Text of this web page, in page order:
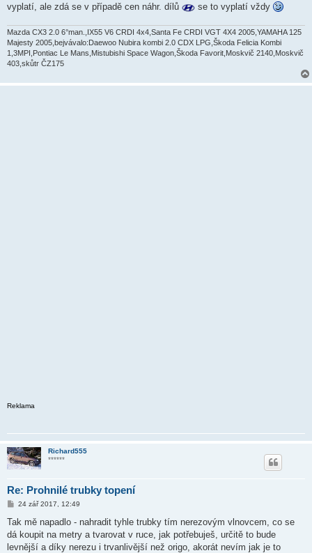
vyplatí, ale zdá se v případě cen náhr. dílů
se to vyplatí vždy
Mazda CX3 2.0 6°man.,IX55 V6 CRDI 4x4,Santa Fe CRDI VGT 4X4 2005,YAMAHA 125
Majesty 2005,bejvávalo:Daewoo Nubira kombi 2.0 CDX LPG,Škoda Felicia Kombi
1,3MPI,Pontiac Le Mans,Mistubishi Space Wagon,Škoda Favorit,Moskvič 2140,Moskvič
403,skůtr ČZ175
Reklama
Richard555
******
Re: Prohnilé trubky topení
P
í
p
ě
24 zář 2017, 12:49
Tak mě napadlo - nahradit tyhle trubky tím nerezovým vlnovcem, co se
dá koupit na metry a tvarovat v ruce, jak potřebuješ, určitě to bude
levnější a díky nerezu i trvanlivější než origo, akorát nevím jak je to